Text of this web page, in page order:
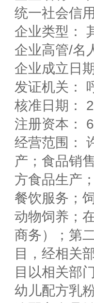
统一社会信
企业类型：
企业高管/名
企业成立日
发证机关：
核准日期：
注册资本：
经营范围：
产；食品销
方食品生产
餐饮服务；
动物饲养；
商务）；第
目，经相关
目以相关部
幼儿配方乳